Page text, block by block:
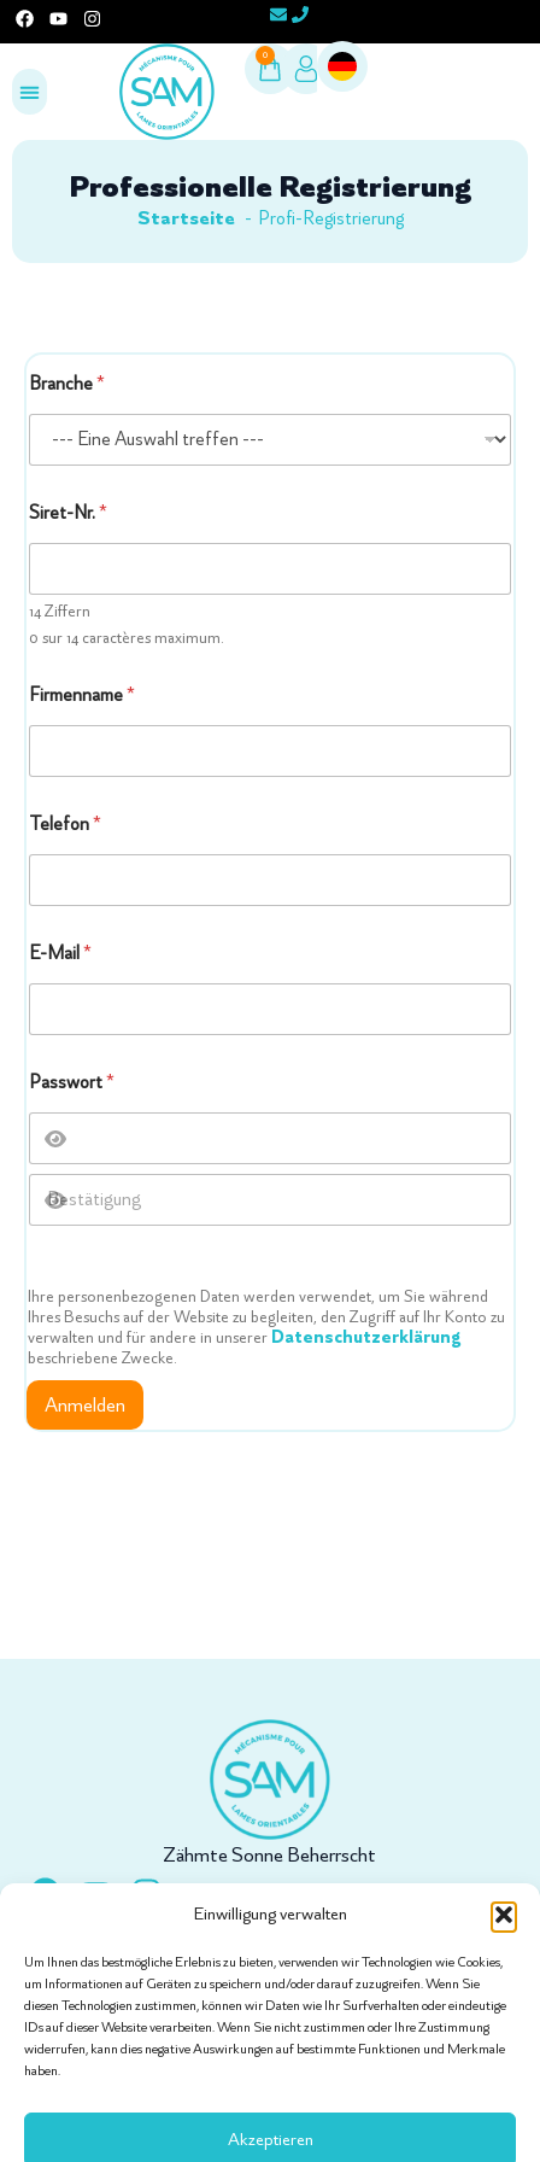
Einwilligung verwalten
Um Ihnen das bestmögliche Erlebnis zu bieten, verwenden wir Technologien wie Cookies,
um Informationen auf Geräten zu speichern und/oder darauf zuzugreifen. Wenn Sie
diesen Technologien zustimmen, können wir Daten wie Ihr Surfverhalten oder eindeutige
IDs auf dieser Website verarbeiten. Wenn Sie nicht zustimmen oder Ihre Zustimmung
widerrufen, kann dies negative Auswirkungen auf bestimmte Funktionen und Merkmale
haben.
Akzeptieren
0
Professionelle Registrierung
Startseite Profi-Registrierung
Branche*
Siret-Nr.*
14 Ziffern
0 sur 14 caractères maximum.
Firmenname*
Telefon*
r
a
c
e
*
B
a
h
E-Mail*
Passwort*
Passwort
Ihre personenbezogenen Daten werden verwendet, um Sie während
Ihres Besuchs auf der Website zu begleiten, den Zugriff auf Ihr Konto zu
verwalten und für andere in unserer Datenschutzerklärung
beschriebene Zwecke.
Anmelden
Zähmte Sonne Beherrscht
Unsere Seiten
Über uns
Shop
Tutorials
Kontakt